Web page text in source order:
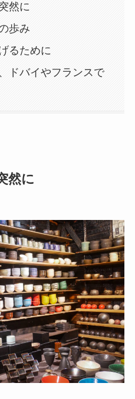
然に
歩み
るために
ドバイやフランスで
然に